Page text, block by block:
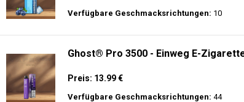
Verfügbare Geschmacksrichtungen: 10
Ghost® Pro 3500 - Einweg E-
Preis: 13.99 €
Verfügbare Geschmacksrichtungen: 44